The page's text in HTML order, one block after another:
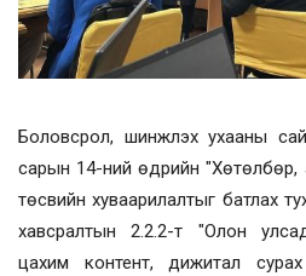
Боловсрол, шинжлэх ухааны
сарын 14-ний өдрийн "Хөтөлбөр,
төсвийн хуваарилалтыг батлах
хавсралтын 2.2.2-т "Олон
цахим контент, дижитал